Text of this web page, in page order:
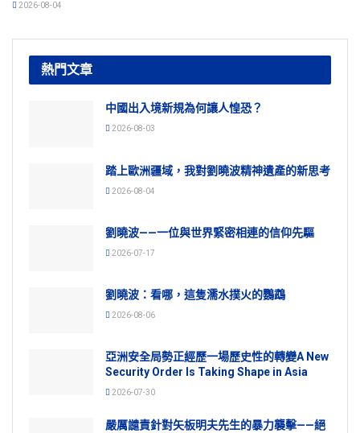
2026-08-04
熱門文章
中國出入境新規為何讓人惶恐？
2026-08-03
踏上歐洲疆域，我對劉曉波精神遺產的新思考
2026-08-04
劉曉波——一位與世界緊密相連的信仰先驅
2026-07-17
劉曉波：看哪，這隻濡水撲火的鸚鵡
2026-08-06
亞洲安全局勢正經歷一場歷史性的轉變A New
Security Order Is Taking Shape in Asia
2026-07-30
嚴厲譴責針對矢板明夫先生的暴力襲擊——絕